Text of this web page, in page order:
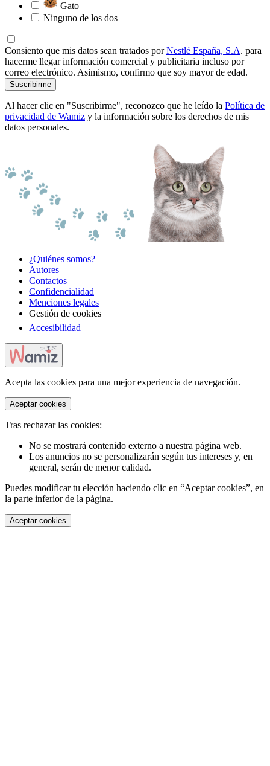
Gato
Ninguno de los dos
Consiento que mis datos sean tratados porNestlé España, S.A. para
hacerme llegar información comercial y publicitaria incluso por
correo electrónico. Asimismo, confirmo que soy mayor de edad.
Suscribirme
Al hacer clic en "Suscribirme", reconozco que he leído la Política de
privacidad de Wamiz y la información sobre los derechos de mis
datos personales.
¿Quiénes somos?
Autores
Contactos
Confidencialidad
Menciones legales
Gestión de cookies
Accesibilidad
Acepta las cookies para una mejor experiencia de navegación.
Aceptar cookies
Tras rechazar las cookies:
No se mostrará contenido externo a nuestra página web.
Los anuncios no se personalizarán según tus intereses y, en
general, serán de menor calidad.
Puedes modificar tu elección haciendo clic en “Aceptar cookies”, en
la parte inferior de la página.
Aceptar cookies